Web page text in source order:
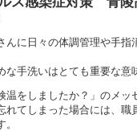
んに日々の体調管理や手指
な手洗いはとても重要な意
温をしましたか？」のメッ
れてしまった場合には、職